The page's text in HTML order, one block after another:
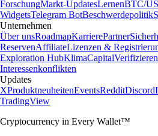
ForschungMarkt-UpdatesLernenBTC/
WidgetsTelegram BotBeschwerdepolitik
Unternehmen
Über unsRoadmapKarrierePartner
ReservenAffiliateLizenzen &
Exploration HubKlimaCapitalVerifizieren
Interessenkonflikten
Updates
XProduktneuheitenEventsRedditDiscord
TradingView
Cryptocurrency in Every Wallet™